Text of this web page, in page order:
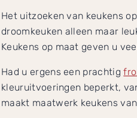
Het uitzoeken van keukens
droomkeuken alleen maar
Keukens op maat geven u
Had u ergens een prachtig
kleuruitvoeringen beperkt,
maakt maatwerk keukens